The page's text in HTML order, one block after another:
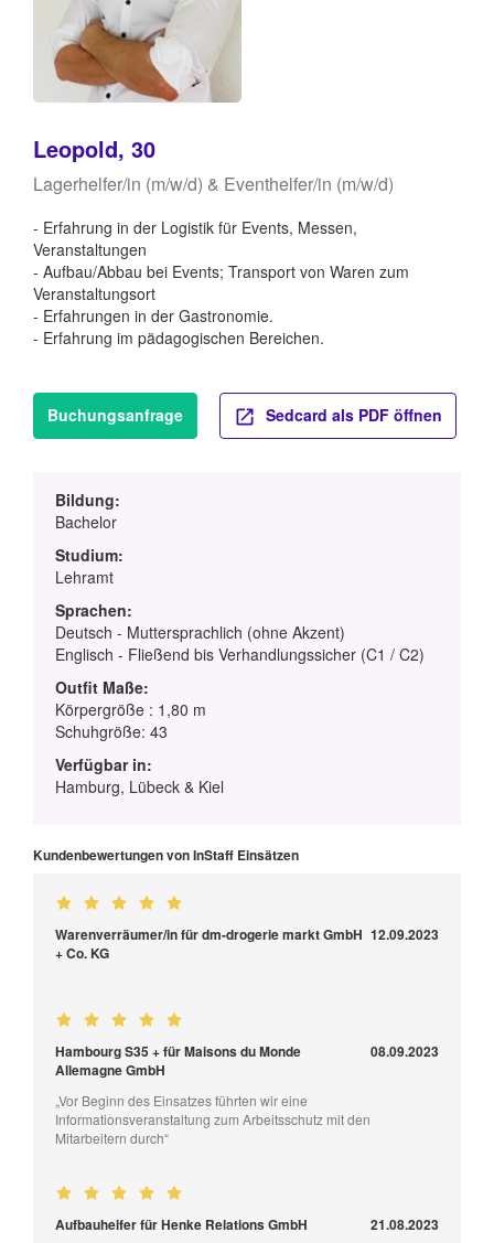
Leopold, 30
Lagerhelfer/in (m/w/d) & Eventhelfer/in (m/w/d)
- Erfahrung in der Logistik für Events, Messen,
Veranstaltungen
- Aufbau/Abbau bei Events; Transport von Waren zum
Veranstaltungsort
- Erfahrungen in der Gastronomie.
- Erfahrung im pädagogischen Bereichen.
Buchungsanfrage Sedcard als PDF öffnen
Bildung:
Bachelor
Studium:
Lehramt
Sprachen:
Deutsch - Muttersprachlich (ohne Akzent)
Englisch - Fließend bis Verhandlungssicher (C1 / C2)
Outfit Maße:
Körpergröße : 1,80 m
Schuhgröße: 43
Verfügbar in:
Hamburg, Lübeck & Kiel
Kundenbewertungen von InStaff Einsätzen
Warenverräumer/in für dm-drogerie markt GmbH
+ Co. KG
12.09.2023
Hambourg S35 + für Maisons du Monde
Allemagne GmbH
08.09.2023
„Vor Beginn des Einsatzes führten wir eine
Informationsveranstaltung zum Arbeitsschutz mit den
Mitarbeitern durch“
Aufbauhelfer für Henke Relations GmbH 21.08.2023